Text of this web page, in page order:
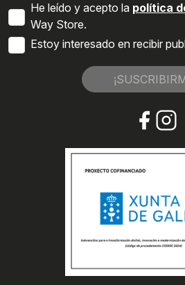
He leído y acepto la política
Way Store.
Estoy interesado en recibir